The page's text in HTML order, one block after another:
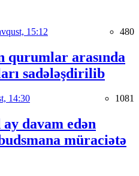
15:12 480
qurumlar arasında
sadələşdirilib
14:30 1081
davam edən
müraciətə